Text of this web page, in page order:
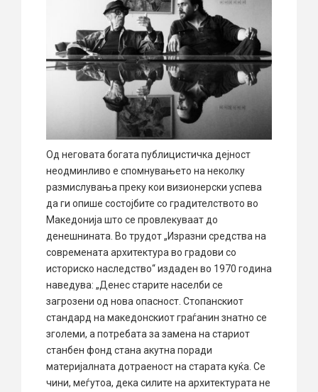
Од неговата богата публицистичка дејност
неодминливо е спомнувањето на неколку
размислувања преку кои визионерски успева
да ги опише состојбите со градителството во
Македонија што се провлекуваат до
денешнината. Во трудот „Изразни средства на
современата архитектура во градови со
историско наследство“ издаден во 1970 година
наведува: „Денес старите населби се
загрозени од нова опасност. Стопанскиот
стандард на македонскиот граѓанин знатно се
зголеми, а потребата за замена на стариот
станбен фонд стана акутна поради
материјалната дотраеност на старата куќа. Се
чини, меѓутоа, дека силите на архитектурата не